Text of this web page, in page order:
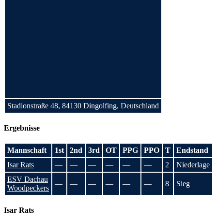
Stadionstraße 48, 84130 Dingolfing, Deutschland
Ergebnisse
Mannschaft 1st 2nd 3rd OT PPG PPO T
Endstand
Isar Rats
— — — — — — 2
Niederlage
ESV Dachau
Woodpeckers
— — — — — — 8 Sieg
Isar Rats